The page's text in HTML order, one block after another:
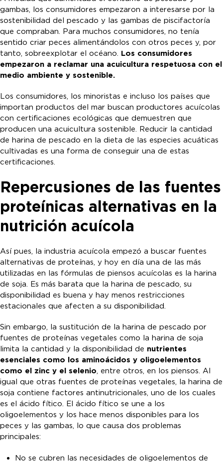
gambas, los consumidores empezaron a interesarse por la
sostenibilidad del pescado y las gambas de piscifactoría
que compraban. Para muchos consumidores, no tenía
sentido criar peces alimentándolos con otros peces y, por
tanto, sobreexplotar el océano. Los consumidores
empezaron a reclamar una acuicultura respetuosa con el
medio ambiente y sostenible.
Los consumidores, los minoristas e incluso los países que
importan productos del mar buscan productores acuícolas
con certificaciones ecológicas que demuestren que
producen una acuicultura sostenible. Reducir la cantidad
de harina de pescado en la dieta de las especies acuáticas
cultivadas es una forma de conseguir una de estas
certificaciones.
Repercusiones de las fuentes
proteínicas alternativas en la
nutrición acuícola
Así pues, la industria acuícola empezó a buscar fuentes
alternativas de proteínas, y hoy en día una de las más
utilizadas en las fórmulas de piensos acuícolas es la harina
de soja. Es más barata que la harina de pescado, su
disponibilidad es buena y hay menos restricciones
estacionales que afecten a su disponibilidad.
Sin embargo, la sustitución de la harina de pescado por
fuentes de proteínas vegetales como la harina de soja
limita la cantidad y la disponibilidad de nutrientes
esenciales como los aminoácidos y oligoelementos
como el zinc y el selenio, entre otros, en los piensos. Al
igual que otras fuentes de proteínas vegetales, la harina de
soja contiene factores antinutricionales, uno de los cuales
es el ácido fítico. El ácido fítico se une a los
oligoelementos y los hace menos disponibles para los
peces y las gambas, lo que causa dos problemas
principales:
No se cubren las necesidades de oligoelementos de